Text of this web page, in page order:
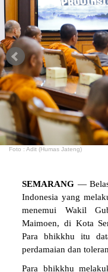
Foto : Adit (Humas Jateng)
SEMARANG —
Indonesia yang
menemui Wakil
Maimoen, di Kota
Para bhikkhu itu
perdamaian dan
Para bhikkhu